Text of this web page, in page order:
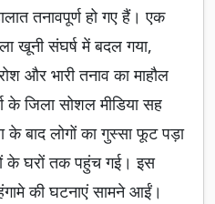
तनावपूर्ण हो गए हैं। एक
खूनी संघर्ष में बदल गया,
और भारी तनाव का माहौल
के जिला सोशल मीडिया सह
के बाद लोगों का गुस्सा फूट पड़ा
के घरों तक पहुंच गई। इस
की घटनाएं सामने आईं।